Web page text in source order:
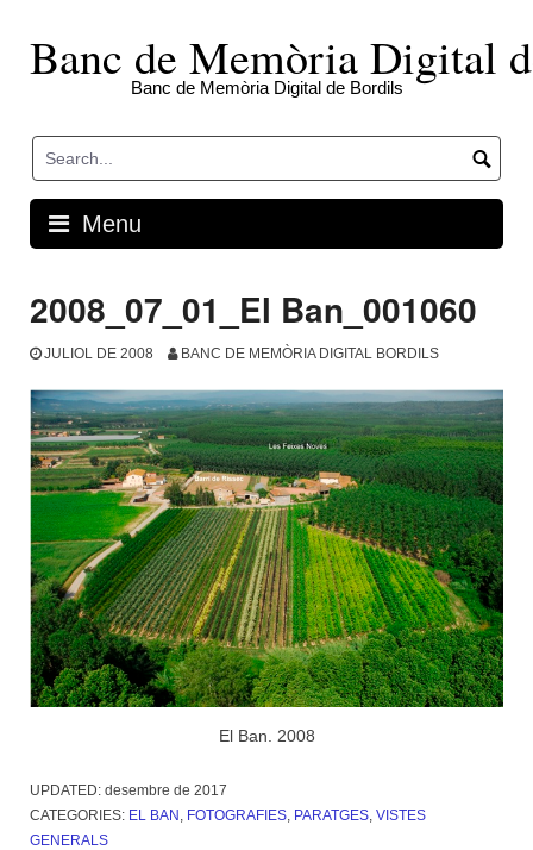
contentBanc de Memòria Digital
Banc de Memòria Digital de Bordils
Menu
2008_07_01_El Ban_001060
JULIOL DE 2008 BANC DE MEMÒRIA DIGITAL BORDILS
El Ban. 2008
UPDATED: desembre de 2017
CATEGORIES: EL BAN FOTOGRAFIES PARATGES VISTES
GENERALS